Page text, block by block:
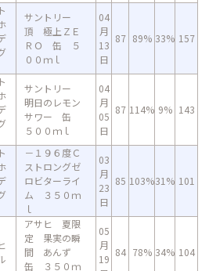
サントリー
頂 極上ＺＥ
ＲＯ 缶 ５
００ｍｌ
04
月
13
日
87 89% 33% 157
サントリー
明日のレモン
サワー 缶
５００ｍｌ
04
月
05
日
87 114% 9% 143
－１９６度Ｃ
ストロングゼ
ロビターライ
ム ３５０ｍ
ｌ
03
月
23
日
85 103%31% 101
アサヒ 夏限
定 果実の瞬
間 あんず
缶 ３５０ｍ
05
月
19
84 78% 34% 104